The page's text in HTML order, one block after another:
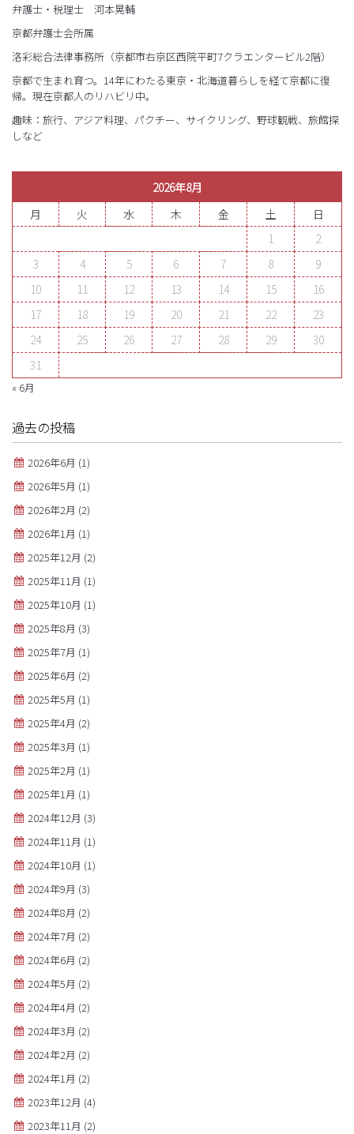
弁護士・税理士 河本晃輔
京都弁護士会所属
洛彩総合法律事務所（京都市右京区西院平町7クラエンタービル2階）
京都で生まれ育つ。14年にわたる東京・北海道暮らしを経て京都に復
帰。現在京都人のリハビリ中。
趣味：旅行、アジア料理、パクチー、サイクリング、野球観戦、旅館探
しなど
2026年8月
月
火 水 木 金 土
日
1
2
3
4 5 6 7 8
9
10
11 12 13 14 15
16
17
18 19 20 21 22
23
24
25 26 27 28 29
30
31
« 6月
過去の投稿
2026年6月 (1)
2026年5月 (1)
2026年2月 (2)
2026年1月 (1)
2025年12月 (2)
2025年11月 (1)
2025年10月 (1)
2025年8月 (3)
2025年7月 (1)
2025年6月 (2)
2025年5月 (1)
2025年4月 (2)
2025年3月 (1)
2025年2月 (1)
2025年1月 (1)
2024年12月 (3)
2024年11月 (1)
2024年10月 (1)
2024年9月 (3)
2024年8月 (2)
2024年7月 (2)
2024年6月 (2)
2024年5月 (2)
2024年4月 (2)
2024年3月 (2)
2024年2月 (2)
2024年1月 (2)
2023年12月 (4)
2023年11月 (2)